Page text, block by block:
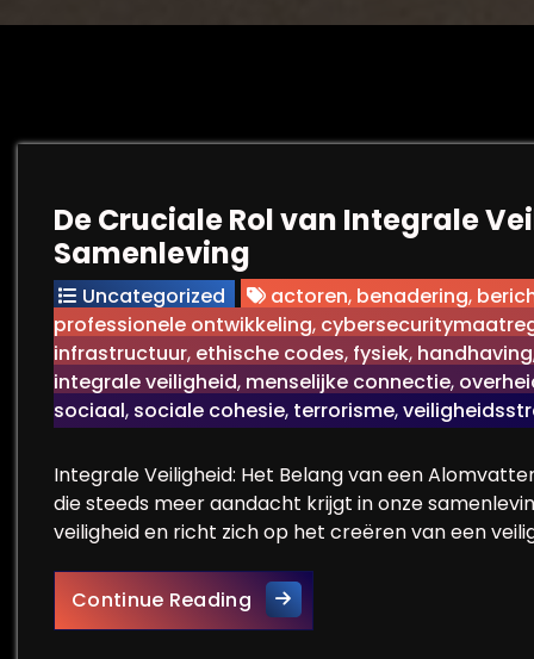
De Cruciale Rol van Integrale
Samenleving
Uncategorized actoren, benadering,
professionele ontwikkeling,
infrastructuur, ethische codes, fysiek, handhaving
integrale veiligheid, menselijke connectie,
sociaal, sociale cohesie, terrorisme,
Integrale Veiligheid: Het Belang van een
die steeds meer aandacht krijgt in onze
veiligheid en richt zich op het creëren van een
Continue ReadingDe Cruciale Rol van